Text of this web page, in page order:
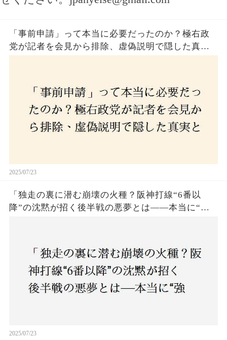
「事前申請」って本当に必要だったのか？極右政
党が記者を会見から排除、虚偽説明で隠した真実
2025/07/23
「独走の裏に潜む崩壊の火種？阪神打線“6番以
降”の沈黙が招く後半戦の悪夢とは——本当に“強
2025/07/23